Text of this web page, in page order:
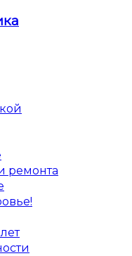
ремонта